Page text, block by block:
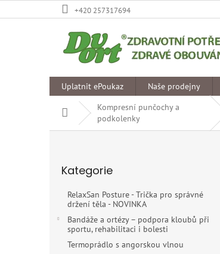
na
+420 257317694
Uplatnit ePoukaz Naše prodejny
Domů
Kompresní punčochy a
podkolenky
kategorie
Kategorie
RelaxSan Posture - Trička pro správné
držení těla - NOVINKA
Bandáže a ortézy – podpora kloubů při
sportu, rehabilitaci i bolesti
Termoprádlo s angorskou vlnou